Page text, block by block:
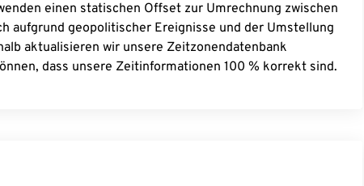
einen statischen Offset zur Umrechnung zwischen
aufgrund geopolitischer Ereignisse und der Umstellung
aktualisieren wir unsere Zeitzonendatenbank
dass unsere Zeitinformationen 100 % korrekt sind.